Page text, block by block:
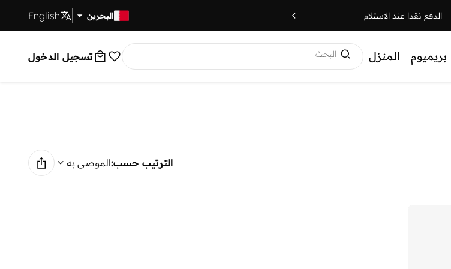
الدفع نقدا عند الاستلام البحرين English
بريميوم المنزل البحث تسجيل الدخول
الترتيب حسب:الموصى به